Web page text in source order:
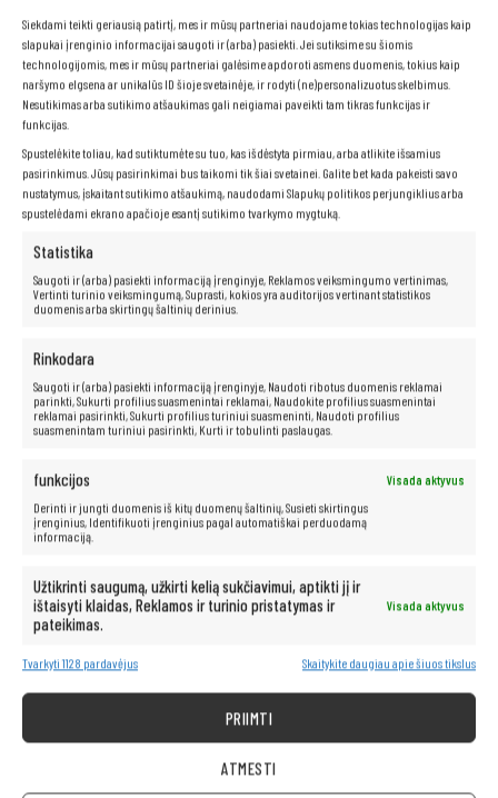
Siekdami teikti geriausią patirtį, mes ir mūsų partneriai naudojame tokias technologijas kaip
slapukai įrenginio informacijai saugoti ir (arba) pasiekti. Jei sutiksime su šiomis
technologijomis, mes ir mūsų partneriai galėsime apdoroti asmens duomenis, tokius kaip
naršymo elgsena ar unikalūs ID šioje svetainėje, ir rodyti (ne)personalizuotus skelbimus.
Nesutikimas arba sutikimo atšaukimas gali neigiamai paveikti tam tikras funkcijas ir
funkcijas.
Spustelėkite toliau, kad sutiktumėte su tuo, kas išdėstyta pirmiau, arba atlikite išsamius
pasirinkimus. Jūsų pasirinkimai bus taikomi tik šiai svetainei. Galite bet kada pakeisti savo
nustatymus, įskaitant sutikimo atšaukimą, naudodami Slapukų politikos perjungiklius arba
spustelėdami ekrano apačioje esantį sutikimo tvarkymo mygtuką.
Statistika
Saugoti ir (arba) pasiekti informaciją įrenginyje, Reklamos veiksmingumo vertinimas,
Vertinti turinio veiksmingumą, Suprasti, kokios yra auditorijos vertinant statistikos
duomenis arba skirtingų šaltinių derinius.
Rinkodara
Saugoti ir (arba) pasiekti informaciją įrenginyje, Naudoti ribotus duomenis reklamai
parinkti, Sukurti profilius suasmenintai reklamai, Naudokite profilius suasmenintai
reklamai pasirinkti, Sukurti profilius turiniui suasmeninti, Naudoti profilius
suasmenintam turiniui pasirinkti, Kurti ir tobulinti paslaugas.
funkcijos
Visada aktyvus
Derinti ir jungti duomenis iš kitų duomenų šaltinių, Susieti skirtingus
įrenginius, Identifikuoti įrenginius pagal automatiškai perduodamą
informaciją.
Užtikrinti saugumą, užkirti kelią sukčiavimui, aptikti jį ir
ištaisyti klaidas, Reklamos ir turinio pristatymas ir
pateikimas.
Visada aktyvus
Tvarkyti 1128 pardavėjus Skaitykite daugiau apie šiuos tikslus
PRIIMTI
ATMESTI
SSD (kietasis diskas) yra sprendimas, kuris atgaivins jūsų
kompiuterį. Greitis ir patikimumas yra tik keletas iš privalumų, kuriuos
siūlo šis puslaidininkinis duomenų saugojimo įrenginys. Be judančių
dalių, SSD diskai užtikrina žymiai greitesnį prieigą prie duomenų, tylų
veikimą ir didelį atsparumą mechaniniams pažeidimams. Tai idealus
sprendimas tiems, kuriems reikalinga aukštos kokybės įranga darbui ar
pramogoms.
po ranka!
Kompiuteris taip pat idealiai tinka visoms multimedijos programoms.
tokių platformų kaip „Netflix“, „HBO“, „Amazon“, „YouTube“, „Spotify“ ir